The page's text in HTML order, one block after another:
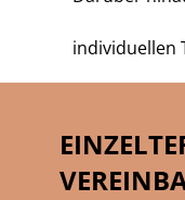
individuellen